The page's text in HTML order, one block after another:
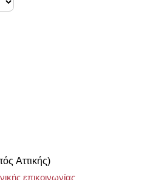
Αττικής)
επικοινωνίας